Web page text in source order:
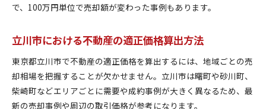
で、100万円単位で売却額が変わった事例もあります。
立川市における不動産の適正価格算出方法
東京都立川市で不動産の適正価格を算出するには、地域ごとの売
却相場を把握することが欠かせません。立川市は曙町や砂川町、
柴崎町などエリアごとに需要や成約事例が大きく異なるため、最
新の売却事例や周辺の取引価格が参考になります。